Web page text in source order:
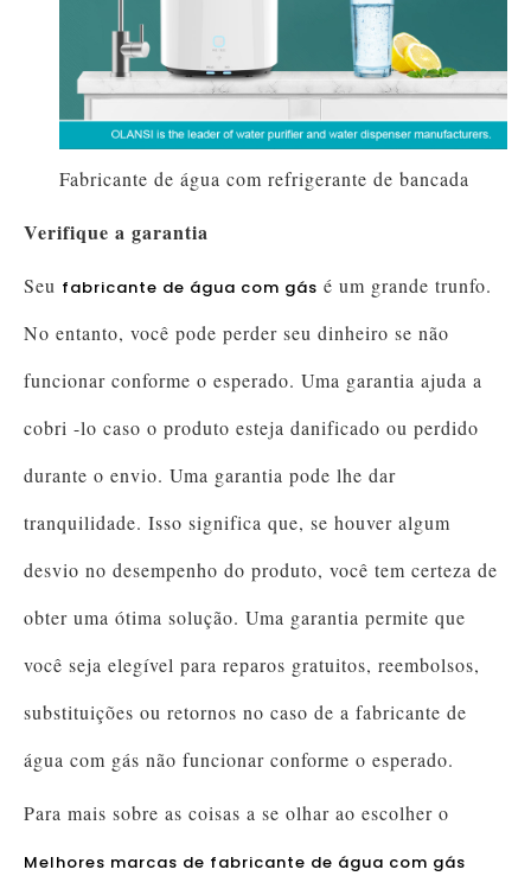
Fabricante de água com refrigerante de bancada
Verifique a garantia
Seu fabricante de água com gás é um grande trunfo.
No entanto, você pode perder seu dinheiro se não
funcionar conforme o esperado. Uma garantia ajuda a
cobri -lo caso o produto esteja danificado ou perdido
durante o envio. Uma garantia pode lhe dar
tranquilidade. Isso significa que, se houver algum
desvio no desempenho do produto, você tem certeza de
obter uma ótima solução. Uma garantia permite que
você seja elegível para reparos gratuitos, reembolsos,
substituições ou retornos no caso de a fabricante de
água com gás não funcionar conforme o esperado.
Para mais sobre as coisas a se olhar ao escolher o
Melhores marcas de fabricante de água com gás